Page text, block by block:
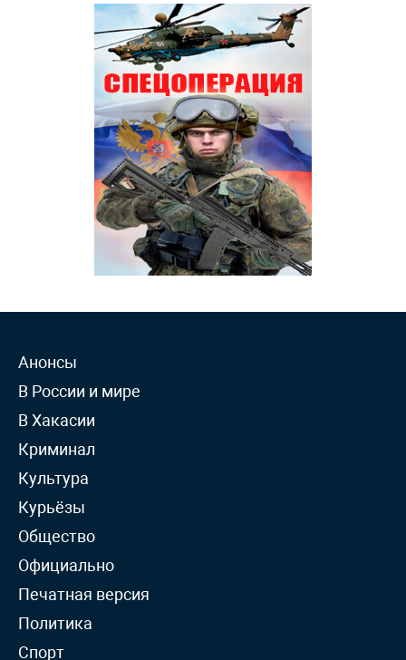
Анонсы
В России и мире
В Хакасии
Криминал
Культура
Курьёзы
Общество
Официально
Печатная версия
Политика
Спорт